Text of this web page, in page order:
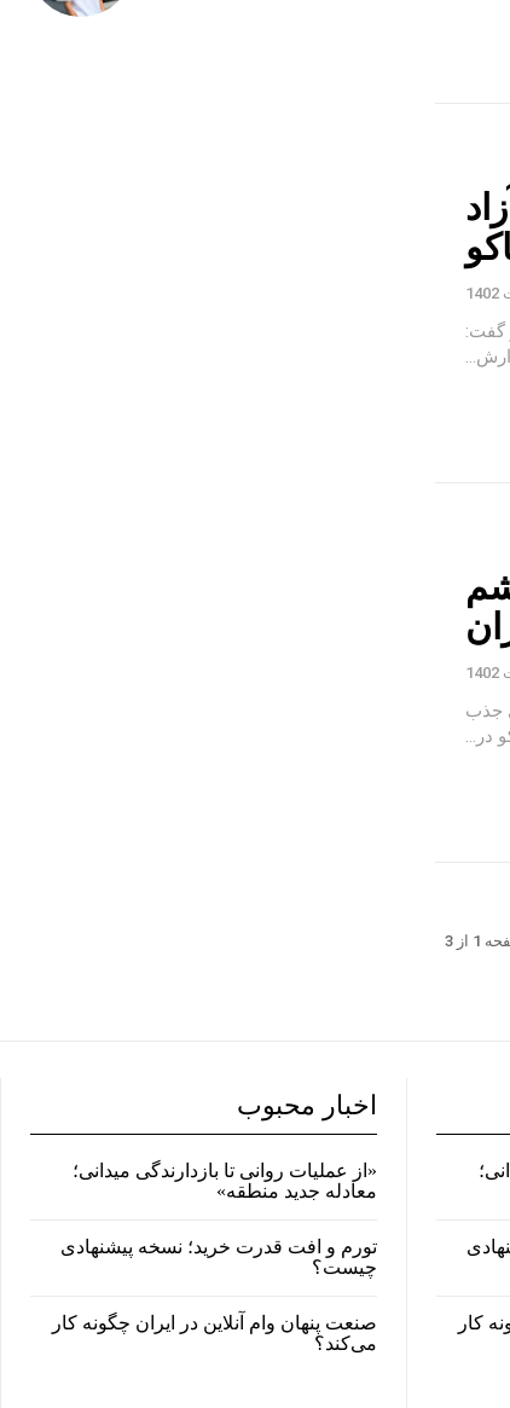
گفت:
جذب
1 از 3
کار
اخبار محبوب
«از عملیات روانی تا بازدارندگی میدانی؛
معادله جدید منطقه»
تورم و افت قدرت خرید؛ نسخه پیشنهادی
چیست؟
صنعت پنهان وام آنلاین در ایران چگونه کار
می‌کند؟